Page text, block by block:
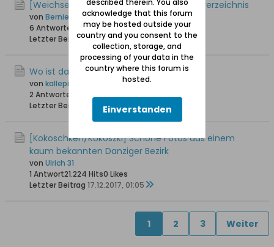
[Weichselmünde / Wisłoujście] Strassenverzeichnis
von Bernie
6 Antworten
23.643 Hits0 Likes
Letzter Beitrag 06.07.2020, 07:26
Wo ist das
von kallepirna
2 Antworten
Letzter Beitrag
23.05.2019, 18:09
[Kokoschken/Kokoszki] Schöne Fotos aus einem
kaum bekannten Danziger Bezirk
von Ulrich 31
1 Antwort21.224 Hits0 Likes
Letzter Beitrag 17.12.2017, 01:05
1 2 3 Weiter
described therein. You also
acknowledge that this forum
may be hosted outside your
country and you consent to the
collection, storage, and
processing of your data in the
country where this forum is
hosted.
Einverstanden